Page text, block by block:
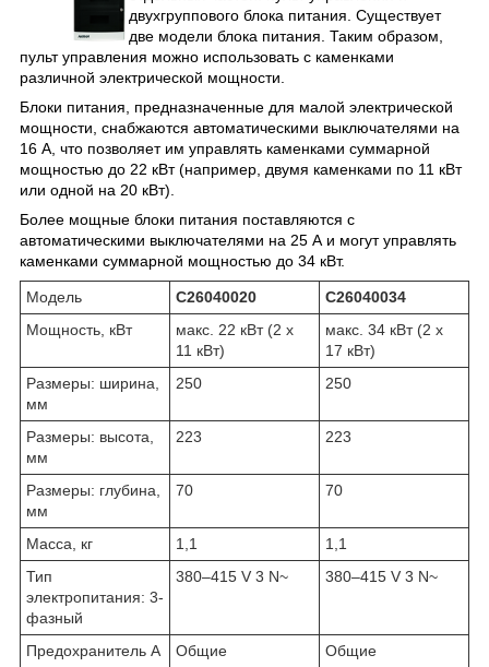
двухгруппового блока питания. Существует
две модели блока питания. Таким образом,
пульт управления можно использовать с каменками
различной электрической мощности.
Блоки питания, предназначенные для малой электрической
мощности, снабжаются автоматическими выключателями на
16 А, что позволяет им управлять каменками суммарной
мощностью до 22 кВт (например, двумя каменками по 11 кВт
или одной на 20 кВт).
Более мощные блоки питания поставляются с
автоматическими выключателями на 25 А и могут управлять
каменками суммарной мощностью до 34 кВт.
Модель C26040020
C26040034
Мощность, кВт
макс. 22 кВт (2 x
11 кВт)
макс. 34 кВт (2 x
17 кВт)
Размеры: ширина,
мм
250 250
Размеры: высота,
мм
223 223
Размеры: глубина,
мм
70 70
Масса, кг 1,1
1,1
Тип
электропитания: 3-
фазный
380–415 V 3 N~ 380–415 V 3 N~
Предохранитель A
Oбщие
Oбщие